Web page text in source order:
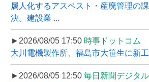
属人化するアスベスト・産廃管理の
決。建設業 ...
►2026/08/05 17:50 時事ドットコム
大川電機製作所、福島市大笹生に新
►2026/08/05 12:50 毎日新聞デジタル